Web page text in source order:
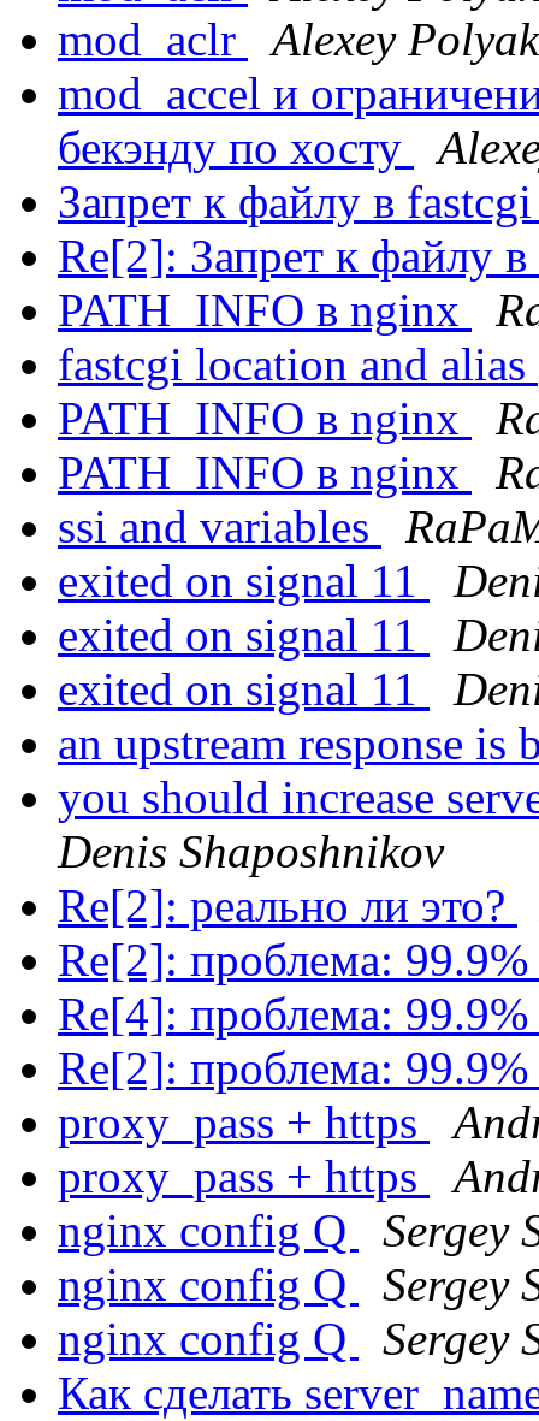
mod_aclr
Alexey
mod_accel и
бекэнду по хосту
Запрет к файлу в
Re[2]: Запрет к файлу
PATH_INFO в nginx
fastcgi location and alias
PATH_INFO в nginx
PATH_INFO в nginx
ssi and variables
exited on signal 11
exited on signal 11
exited on signal 11
an upstream response is
you should increase
Denis Shaposhnikov
Re[2]: реально ли это?
Re[2]: проблема:
Re[4]: проблема:
Re[2]: проблема:
proxy_pass + https
proxy_pass + https
nginx config Q
Sergey
nginx config Q
Sergey
nginx config Q
Sergey
Как сделать